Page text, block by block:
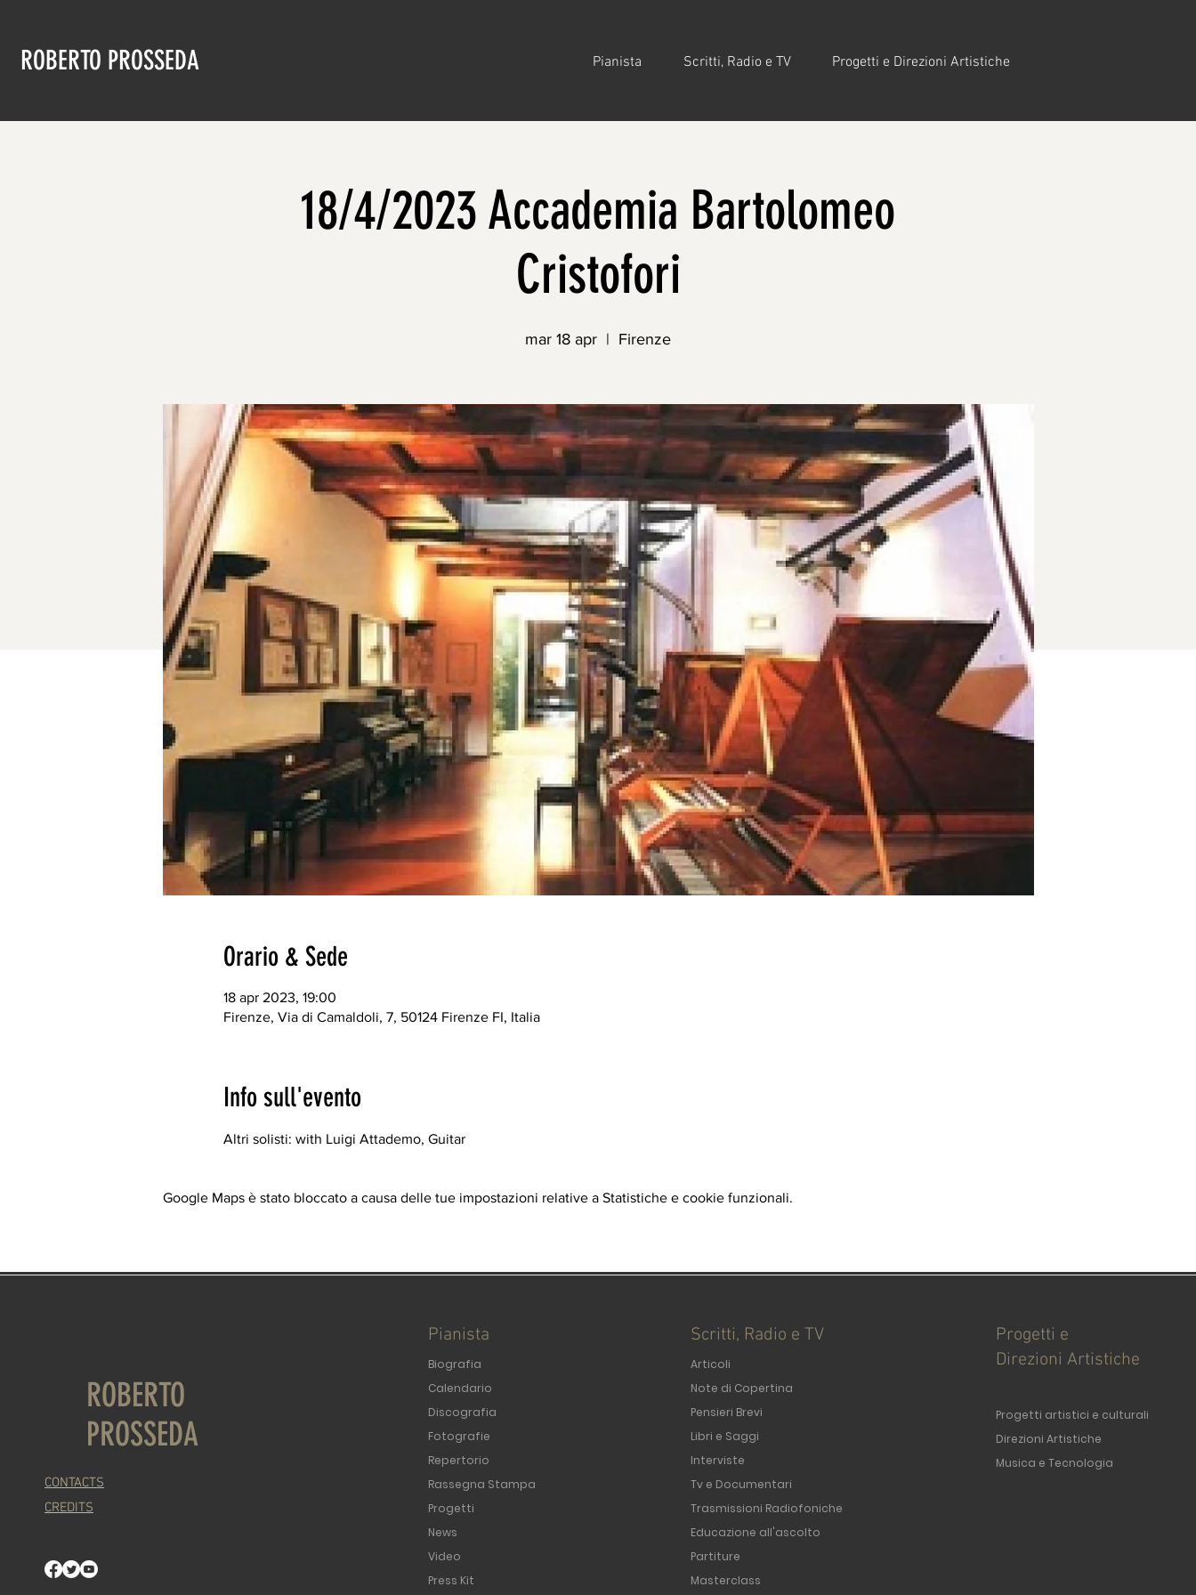
ROBERTO PROSSEDA Pianista Scritti, Radio e TV Progetti e Direzioni Artistiche
18/4/2023 Accademia Bartolomeo
Cristofori
mar 18 apr
  |
Firenze
Orario & Sede
18 apr 2023, 19:00
Firenze, Via di Camaldoli, 7, 50124 Firenze FI, Italia
Info sull'evento
Altri solisti: with Luigi Attademo, Guitar
Google Maps è stato bloccato a causa delle tue impostazioni relative a Statistiche e cookie funzionali.
ROBERTO
PROSSEDA
CONTACTS
CREDITS
Pianista
Biografia
Calendario
Discografia
Fotografie
Repertorio
Rassegna Stampa
Progetti
News
Video
Press Kit
Scritti, Radio e TV
Articoli
Note di Copertina
Pensieri Brevi
Libri e Saggi
Interviste
Tv e Documentari
Trasmissioni Radiofoniche
Educazione all'ascolto
Partiture
Masterclass
Progetti e
Direzioni Artistiche
Progetti artistici e culturali
Direzioni Artistiche
Musica e Tecnologia